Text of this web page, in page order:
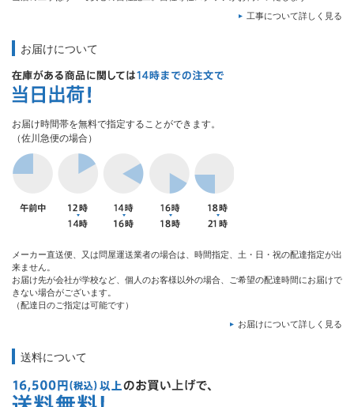
工事について詳しく見る
お届けについて
お届け時間帯を無料で指定することができます。
（佐川急便の場合）
メーカー直送便、又は問屋運送業者の場合は、時間指定、土・日・祝の配達指定が出
来ません。
お届け先が会社が学校など、個人のお客様以外の場合、ご希望の配達時間にお届けで
きない場合がございます。
（配達日のご指定は可能です）
お届けについて詳しく見る
送料について